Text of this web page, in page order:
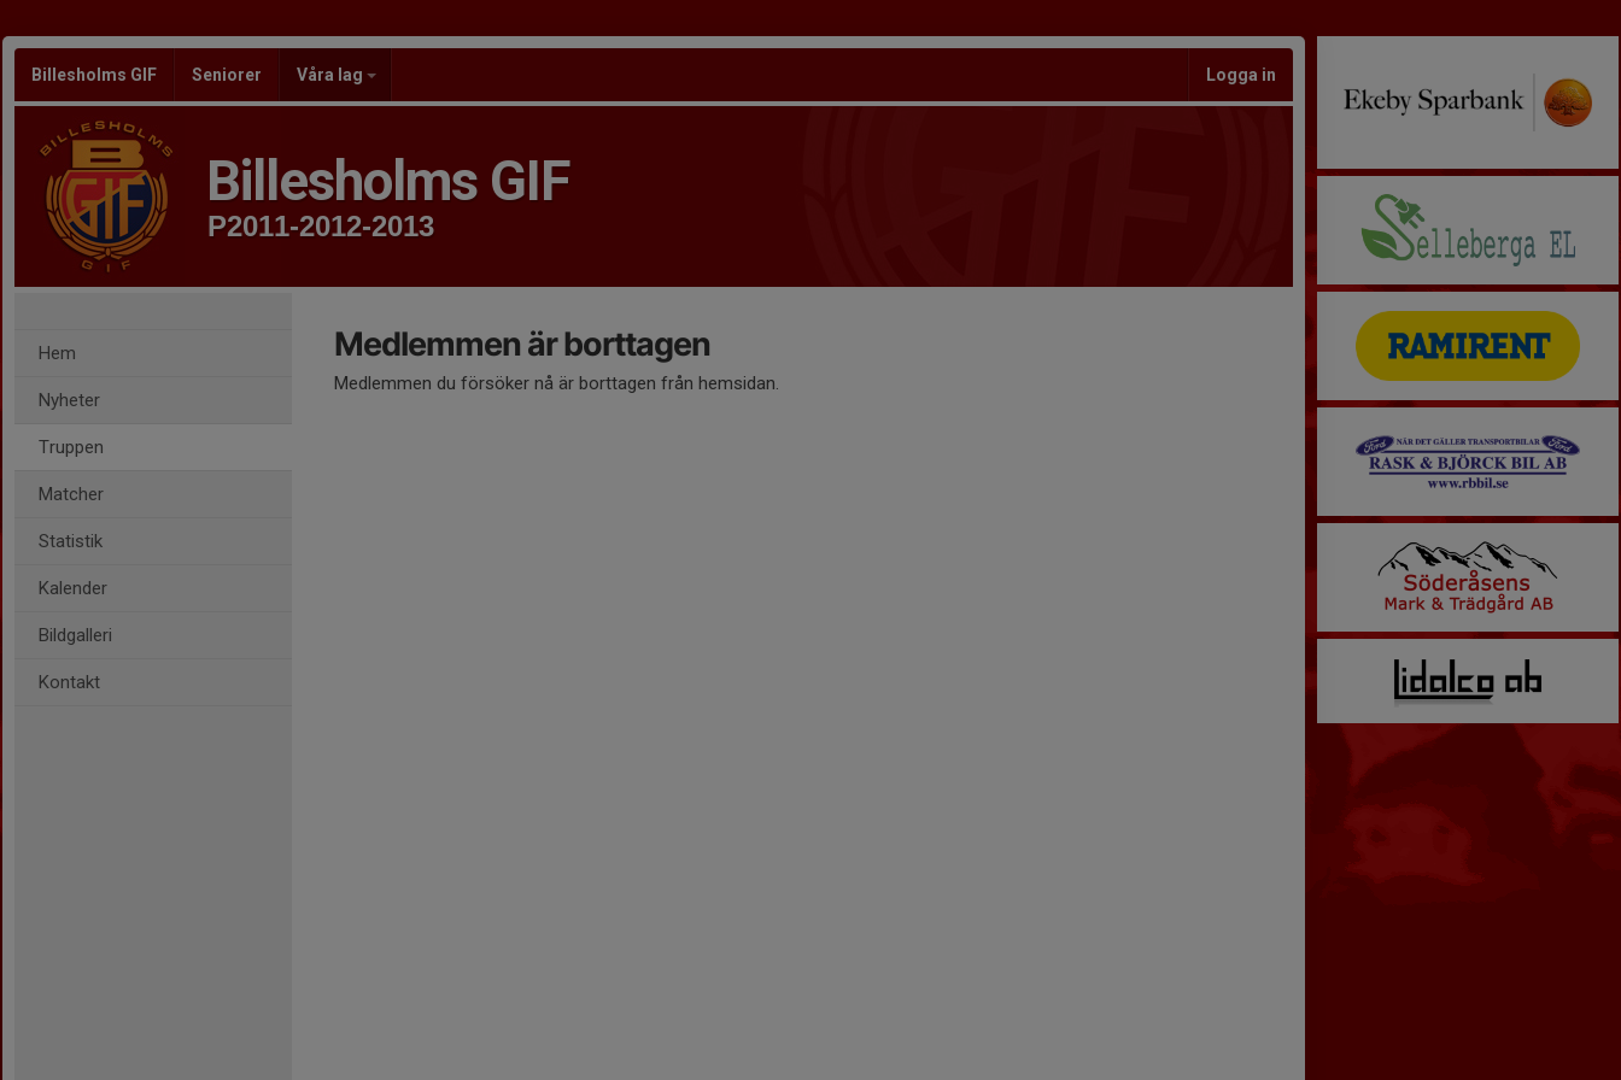
Billesholms GIF Seniorer Våra lag Logga in
Billesholms GIF
P2011-2012-2013
Hem
Nyheter
Truppen
Matcher
Statistik
Kalender
Bildgalleri
Kontakt
Medlemmen är borttagen
Medlemmen du försöker nå är borttagen från hemsidan.